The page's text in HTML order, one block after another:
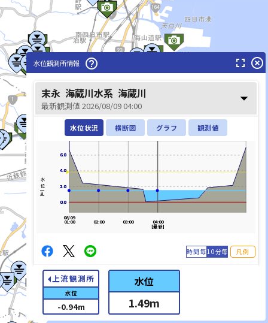
鈴鹿川(すずかがわ)
水位観測所情報 help_outline fullscreen highlight_off
末永 海蔵川水系 海蔵川
最新観測値 2026/08/09 04:00 arrow_drop_down
水位状況 横断図 グラフ 観測値
0.0
2.0
4.0
6.0
水位[m]
0.0
2.0
4.0
6.0
04:00
[最新]
03:00
02:00
08/09
01:00
時間毎10分毎 凡例
arrow_left上流観測所
水位
-0.94m
水位
1.49m